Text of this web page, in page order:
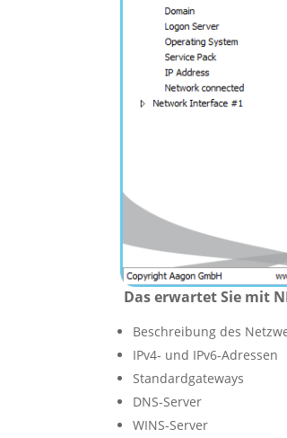
Das erwartet Sie mit
Beschreibung des
IPv4- und IPv6-Adressen
Standardgateways
DNS-Server
WINS-Server